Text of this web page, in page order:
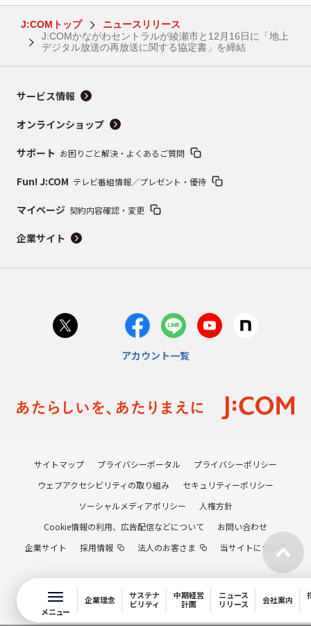
J:COMトップ
ニュースリリース
J:COMかながわセントラルが綾瀬市と12月16日に「地上
デジタル放送の再放送に関する協定書」を締結
メニュー
企業理念
サステナ
ビリティ
中期経営
計画
ニュース
リリース
会社案内
サービス情報
オンラインショップ
サポート お困りごと解決・よくあるご質問
Fun! J:COM テレビ番組情報／プレゼント・優待
マイページ 契約内容確認・変更
企業サイト
アカウント一覧
サイトマップ プライバシーポータル
プライバシーポリシー
ウェブアクセシビリティの取り組み
セキュリティーポリシー
ソーシャルメディアポリシー
人権方針
Cookie情報の利用、広告配信などについて
お問い合わせ
企業サイト
採用情報 法人のお客さま 当サイトについて